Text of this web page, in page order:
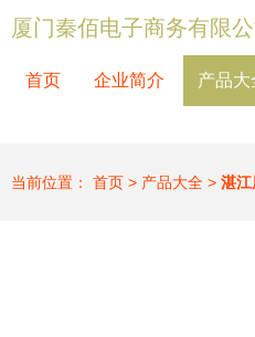
厦门秦佰电子商务有限公
首页 企业简介 产品大
当前位置： 首页 > 产品大全 > 湛江